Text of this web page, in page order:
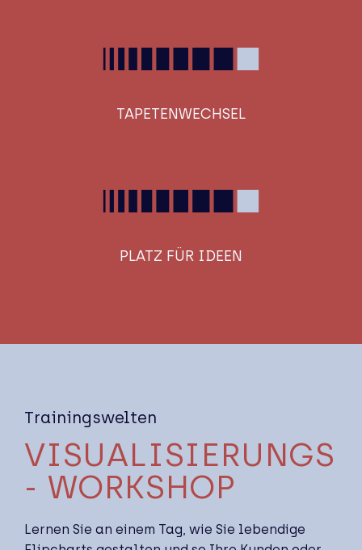
TAPETENWECHSEL
PLATZ FÜR IDEEN
Trainingswelten
VISUAL­­­­ISIERUNGS
- WORKSHOP
Lernen Sie an einem Tag, wie Sie lebendige